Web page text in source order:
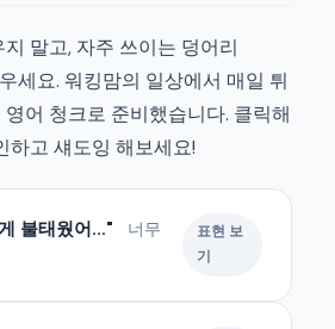
말고, 자주 쓰이는 덩어리
세요. 워킹맘의 일상에서 매일 튀
어 청크로 준비했습니다. 클릭해
하고 섀도잉 해보세요!
불태웠어..."
너무
표현 보
기